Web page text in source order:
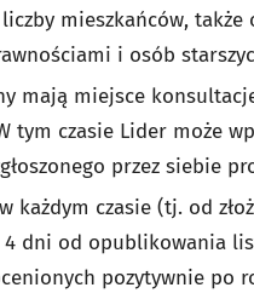
mieszkańców, także
i osób
mają miejsce
tym czasie Lider może
przez siebie
każdym czasie (tj. od
dni od opublikowania
pozytywnie po